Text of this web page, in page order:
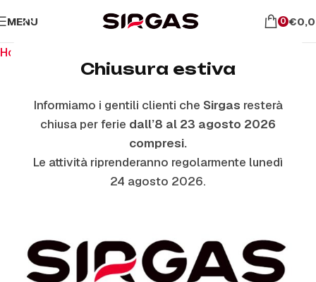
Chiusura estiva
Informiamo i gentili clienti che Sirgas resterà
chiusa per ferie dall’8 al 23 agosto 2026
compresi.
Le attività riprenderanno regolarmente lunedì
24 agosto 2026.
MENU 0 €
Home
ESAURITO